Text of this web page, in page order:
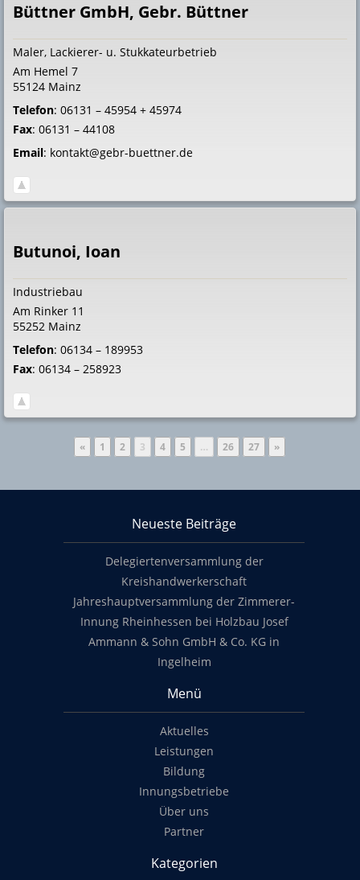
Büttner GmbH, Gebr. Büttner
Maler, Lackierer- u. Stukkateurbetrieb
Am Hemel 7
55124 Mainz
Telefon: 06131 – 45954 + 45974
Fax: 06131 – 44108
Email: kontakt@gebr-buettner.de
Butunoi, Ioan
Industriebau
Am Rinker 11
55252 Mainz
Telefon: 06134 – 189953
Fax: 06134 – 258923
« Seite
1 Seite
2 Seite
3 Seite
4 Seite
5 … Seite
26 Seite
27 »
Neueste Beiträge
Delegiertenversammlung der
Kreishandwerkerschaft
Jahreshauptversammlung der Zimmerer-
Innung Rheinhessen bei Holzbau Josef
Ammann & Sohn GmbH & Co. KG in
Ingelheim
Menü
Aktuelles
Leistungen
Bildung
Innungsbetriebe
Über uns
Partner
Kategorien